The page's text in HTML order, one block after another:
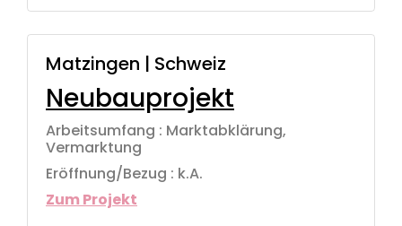
Matzingen | Schweiz
Neubauprojekt
Arbeitsumfang : Marktabklärung,
Vermarktung
Eröffnung/Bezug : k.A.
Zum Projekt